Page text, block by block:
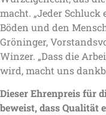
macht. „Jeder
Böden und den
Gröninger,
Winzer. „Dass die
wird, macht uns
Dieser Ehrenpreis für
beweist, dass Qualität